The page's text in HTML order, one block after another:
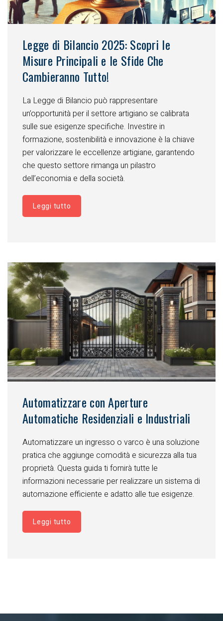
Legge di Bilancio 2025: Scopri le
Misure Principali e le Sfide Che
Cambieranno Tutto!
La Legge di Bilancio può rappresentare
un’opportunità per il settore artigiano se calibrata
sulle sue esigenze specifiche. Investire in
formazione, sostenibilità e innovazione è la chiave
per valorizzare le eccellenze artigiane, garantendo
che questo settore rimanga un pilastro
dell’economia e della società.
Leggi tutto
Automatizzare con Aperture
Automatiche Residenziali e Industriali
Automatizzare un ingresso o varco è una soluzione
pratica che aggiunge comodità e sicurezza alla tua
proprietà. Questa guida ti fornirà tutte le
informazioni necessarie per realizzare un sistema di
automazione efficiente e adatto alle tue esigenze.
Leggi tutto